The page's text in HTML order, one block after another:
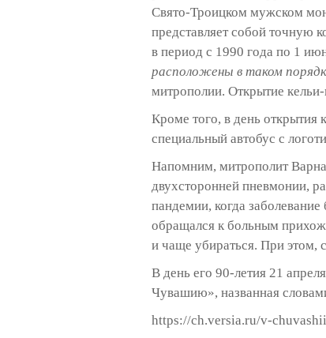
Свято-Троицком мужском
представляет собой точную
в период с 1990 года по 1
расположены в таком
митрополии. Открытие
Кроме того, в день открытия
специальный автобус с
Напомним, митрополит
двухсторонней пневмонии,
пандемии, когда
обращался к больным
и чаще убираться. При этом,
В день его 90-летия 21
Чувашию», названная
https://ch.versia.ru/v-